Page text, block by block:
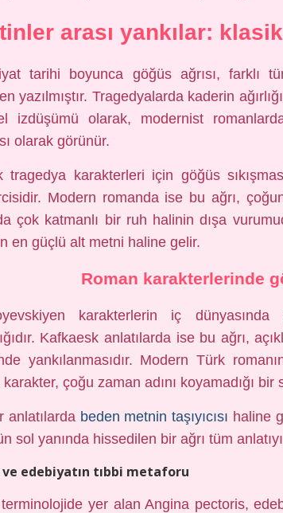
arası yankılar:
tarihi boyunca göğüs ağrısı, farklı
yazılmıştır. Tragedyalarda kaderin
izdüşümü olarak, modernist
olarak görünür.
tragedya karakterleri için göğüs
Modern romanda ise bu ağrı,
çok katmanlı bir ruh halinin dışa
en güçlü alt metni haline gelir.
Roman karakterlerinde
karakterlerin iç dünyasında
Kafkaesk anlatılarda ise bu ağrı,
yankılanmasıdır. Modern Türk
karakter, çoğu zaman adını koyamadığı bir
anlatılarda beden metnin taşıyıcısı haline
sol yanında hissedilen bir ağrı tüm
edebiyatın tıbbi metaforu
terminolojide yer alan Angina pectoris,